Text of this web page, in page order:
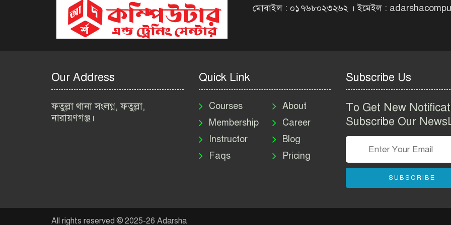
মোবাইল : ০১৭৬৮০২৩২৬২ । ইমেইল :
Our Address
ফতুল্লা থানা সংলগ্ন, ফতুল্লা,
নারায়ণগঞ্জ।
Quick Link
Courses
Membership
Instructor
Faqs
About
Career
Blog
Pricing
Subscribe Us
To Get New
Subscribe Our
SUBSCRIBE
All rights reserved © 2025-26 Adarsha